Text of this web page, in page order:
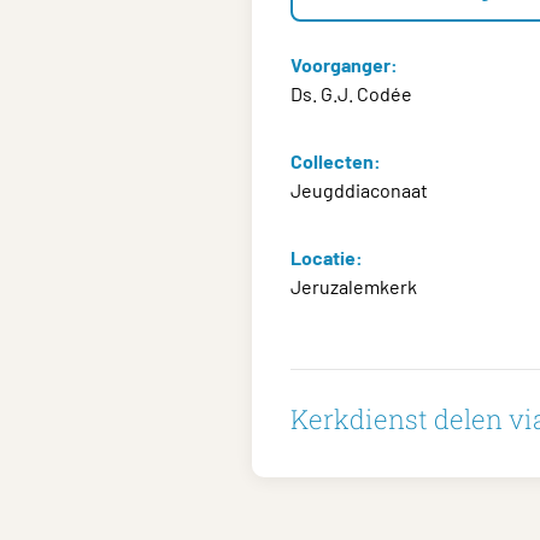
Voorganger:
Ds. G.J. Codée
Collecten:
Jeugddiaconaat
Locatie:
Jeruzalemkerk
Kerkdienst delen